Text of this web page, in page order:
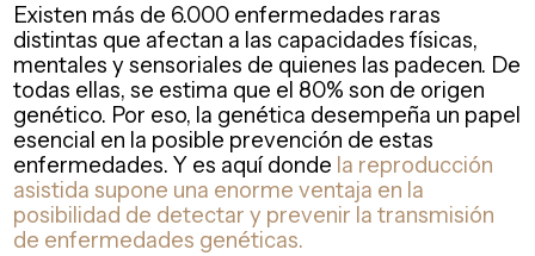
Existen más de 6.000 enfermedades raras
distintas que afectan a las capacidades físicas,
mentales y sensoriales de quienes las padecen. De
todas ellas, se estima que el 80% son de origen
genético. Por eso, la genética desempeña un papel
esencial en la posible prevención de estas
enfermedades. Y es aquí donde la reproducción
asistida supone una enorme ventaja en la
posibilidad de detectar y prevenir la transmisión
de enfermedades genéticas.